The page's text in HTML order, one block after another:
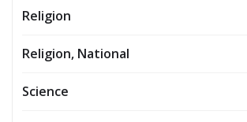
Religion
Religion, National
Science